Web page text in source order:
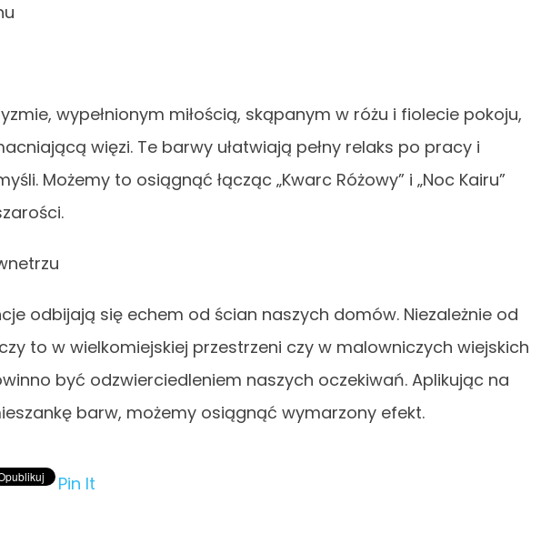
wypełnionym miłością, skąpanym w różu i fiolecie pokoju,
więzi. Te barwy ułatwiają pełny relaks po pracy i
Możemy to osiągnąć łącząc „Kwarc Różowy” i „Noc Kairu”
odbijają się echem od ścian naszych domów. Niezależnie od
to w wielkomiejskiej przestrzeni czy w malowniczych wiejskich
być odzwierciedleniem naszych oczekiwań. Aplikując na
barw, możemy osiągnąć wymarzony efekt.
Pin It